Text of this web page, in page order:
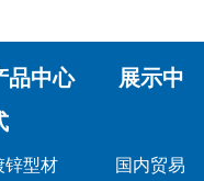
中心 展示中
锌型材
国内贸易